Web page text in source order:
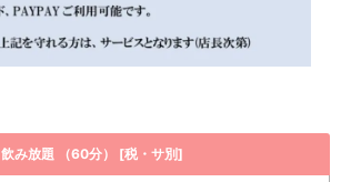
飲み放題 （60分） [税・サ別]